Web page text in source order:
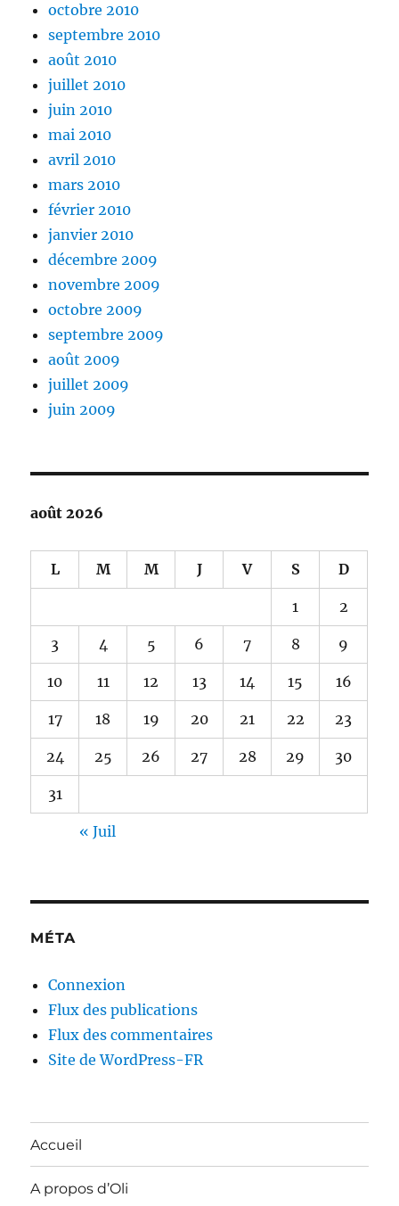
octobre 2010
septembre 2010
août 2010
juillet 2010
juin 2010
mai 2010
avril 2010
mars 2010
février 2010
janvier 2010
décembre 2009
novembre 2009
octobre 2009
septembre 2009
août 2009
juillet 2009
juin 2009
août 2026
L M M J V S D
1 2
3 4 5 6 7 8 9
10 11 12 13 14 15 16
17 18 19 20 21 22 23
24 25 26 27 28 29 30
31
« Juil
MÉTA
Connexion
Flux des publications
Flux des commentaires
Site de WordPress-FR
Accueil
A propos d’Oli